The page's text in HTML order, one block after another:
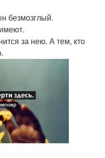
безмозглый.
за нею. А тем, кто